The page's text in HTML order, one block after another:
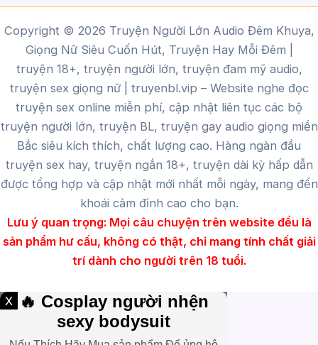
Copyright © 2026 Truyện Người Lớn Audio Đêm Khuya,
Giọng Nữ Siêu Cuốn Hút, Truyện Hay Mỗi Đêm |
truyện 18+, truyện người lớn, truyện đam mỹ audio,
truyện sex giọng nữ | truyenbl.vip – Website nghe đọc
truyện sex online miễn phí, cập nhật liên tục các bộ
truyện người lớn, truyện BL, truyện gay audio giọng miền
Bắc siêu kích thích, chất lượng cao. Hàng ngàn đầu
truyện sex hay, truyện ngắn 18+, truyện dài kỳ hấp dẫn
được tổng hợp và cập nhật mới nhất mỗi ngày, mang đến
khoái cảm đỉnh cao cho bạn.
Lưu ý quan trọng: Mọi câu chuyện trên website đều là
sản phẩm hư cấu, không có thật, chỉ mang tính chất giải
trí dành cho người trên 18 tuổi.
X